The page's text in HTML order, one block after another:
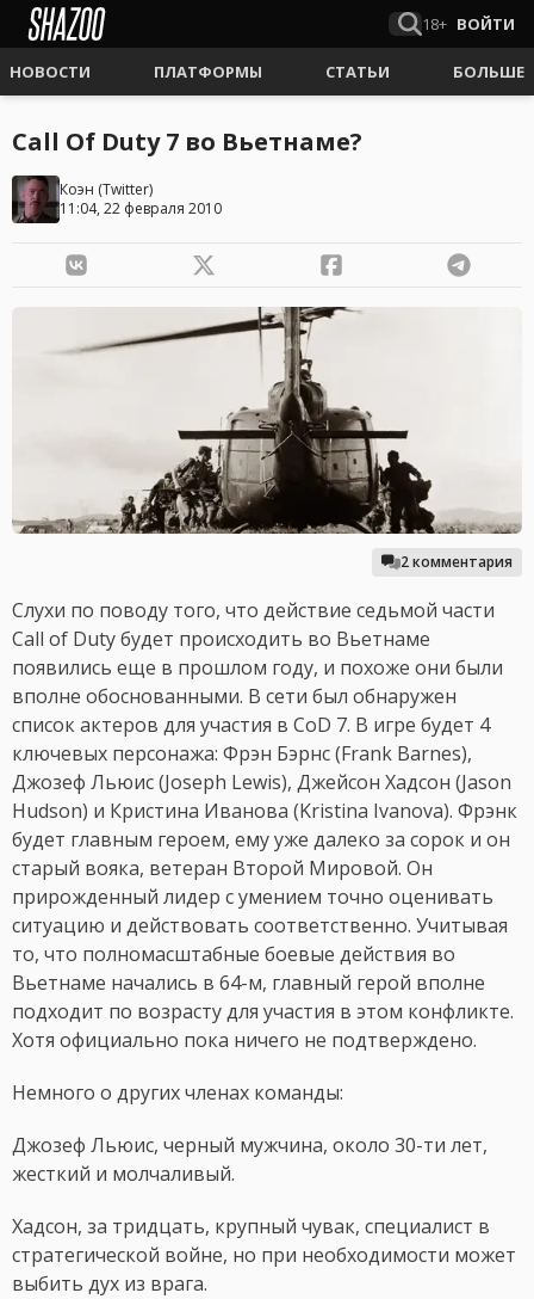
18+ ВОЙТИ
НОВОСТИ ПЛАТФОРМЫ СТАТЬИ БОЛЬШЕ
Call Of Duty 7 во Вьетнаме?
Коэн (Twitter)
11:04, 22 февраля 2010
2 комментария
Слухи по поводу того, что действие седьмой части
Call of Duty будет происходить во Вьетнаме
появились еще в прошлом году, и похоже они были
вполне обоснованными. В сети был обнаружен
список актеров для участия в CoD 7. В игре будет 4
ключевых персонажа: Фрэн Бэрнс (Frank Barnes),
Джозеф Льюис (Joseph Lewis), Джейсон Хадсон (Jason
Hudson) и Кристина Иванова (Kristina Ivanova). Фрэнк
будет главным героем, ему уже далеко за сорок и он
старый вояка, ветеран Второй Мировой. Он
прирожденный лидер с умением точно оценивать
ситуацию и действовать соответственно. Учитывая
то, что полномасштабные боевые действия во
Вьетнаме начались в 64-м, главный герой вполне
подходит по возрасту для участия в этом конфликте.
Хотя официально пока ничего не подтверждено.
Немного о других членах команды:
Джозеф Льюис, черный мужчина, около 30-ти лет,
жесткий и молчаливый.
Хадсон, за тридцать, крупный чувак, специалист в
стратегической войне, но при необходимости может
выбить дух из врага.